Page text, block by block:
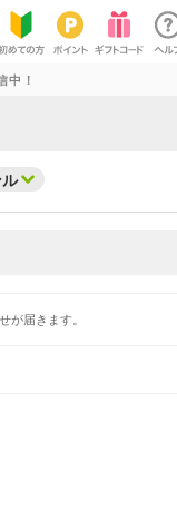
中！
が届きます。